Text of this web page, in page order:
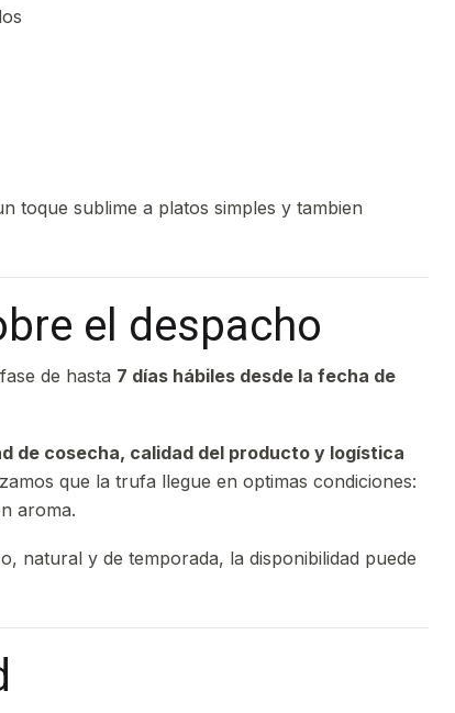
toque sublime a platos simples y tambien
el despacho
de hasta 7 días hábiles desde la fecha de
de cosecha, calidad del producto y logística
que la trufa llegue en optimas condiciones:
aroma.
natural y de temporada, la disponibilidad puede